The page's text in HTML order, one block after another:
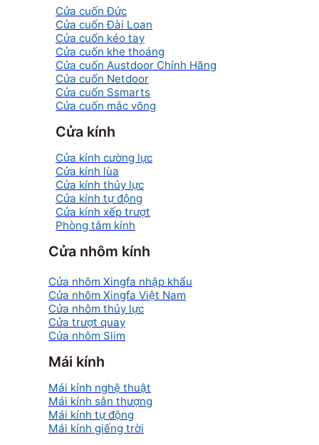
Cửa cuốn Đức
Cửa cuốn Đài Loan
Cửa cuốn kéo tay
Cửa cuốn khe thoáng
Cửa cuốn Austdoor Chính Hãng
Cửa cuốn Netdoor
Cửa cuốn Ssmarts
Cửa cuốn mắc võng
Cửa kính
Cửa kính cường lực
Cửa kính lùa
Cửa kính thủy lực
Cửa kính tự động
Cửa kính xếp trượt
Phòng tắm kính
Cửa nhôm kính
Cửa nhôm Xingfa nhập khẩu
Cửa nhôm Xingfa Việt Nam
Cửa nhôm thủy lực
Cửa trượt quay
Cửa nhôm Slim
Mái kính
Mái kính nghệ thuật
Mái kính sân thượng
Mái kính tự động
Mái kính giếng trời